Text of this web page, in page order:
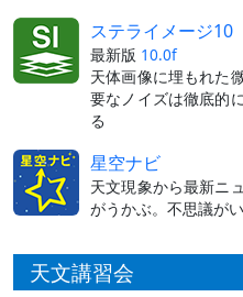
ステライメージ10
最新版 10.0f
天体画像に埋もれた
要なノイズは徹底的
る
星空ナビ
天文現象から最新ニ
がうかぶ。不思議が
天文講習会